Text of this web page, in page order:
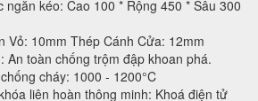
ngăn kéo: Cao 100 * Rộng 450 * Sâu 300
Vỏ: 10mm Thép Cánh Cửa: 12mm
An toàn chống trộm đập khoan phá.
cháy: 1000 - 1200°C
liên hoàn thông minh: Khoá điện tử